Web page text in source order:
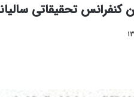
کنفرانس تحقیقاتی